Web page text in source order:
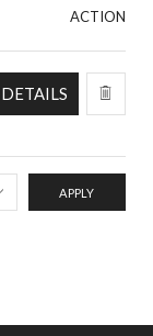
ACTION
APPLY